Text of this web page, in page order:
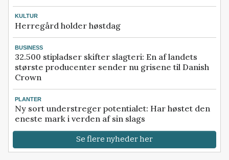
KULTUR
Herregård holder høstdag
BUSINESS
32.500 stipladser skifter slagteri: En af landets
største producenter sender nu grisene til Danish
Crown
PLANTER
Ny sort understreger potentialet: Har høstet den
eneste mark i verden af sin slags
Se flere nyheder her